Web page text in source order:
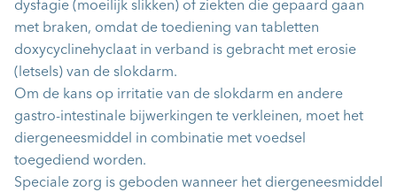
dysfagie (moeilijk slikken) of ziekten die gepaard gaan
met braken, omdat de toediening van tabletten
doxycyclinehyclaat in verband is gebracht met erosie
(letsels) van de slokdarm.
Om de kans op irritatie van de slokdarm en andere
gastro-intestinale bijwerkingen te verkleinen, moet het
diergeneesmiddel in combinatie met voedsel
toegediend worden.
Speciale zorg is geboden wanneer het diergeneesmiddel